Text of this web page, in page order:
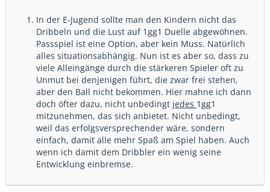
In der E-Jugend sollte man den Kindern nicht das
Dribbeln und die Lust auf 1gg1 Duelle abgewöhnen.
Passspiel ist eine Option, aber kein Muss. Natürlich
alles situationsabhängig. Nun ist es aber so, dass zu
viele Alleingänge durch die stärkeren Spieler oft zu
Unmut bei denjenigen führt, die zwar frei stehen,
aber den Ball nicht bekommen. Hier mahne ich dann
doch öfter dazu, nicht unbedingt jedes 1gg1
mitzunehmen, das sich anbietet. Nicht unbedingt,
weil das erfolgsversprechender wäre, sondern
einfach, damit alle mehr Spaß am Spiel haben. Auch
wenn ich damit dem Dribbler ein wenig seine
Entwicklung einbremse.